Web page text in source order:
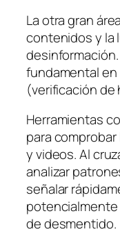
La otra gran
contenidos y la
desinformación.
fundamental
(verificación de
Herramientas
para
y videos. Al
analizar
señalar
de desmentido.